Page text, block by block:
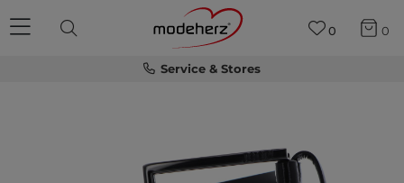
Service & Stores
0 0